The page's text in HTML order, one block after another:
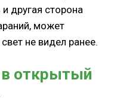
другая сторона
может
не видел ранее.
в открытый